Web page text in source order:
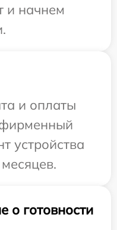
и начнем
и оплаты
устройства
о готовности